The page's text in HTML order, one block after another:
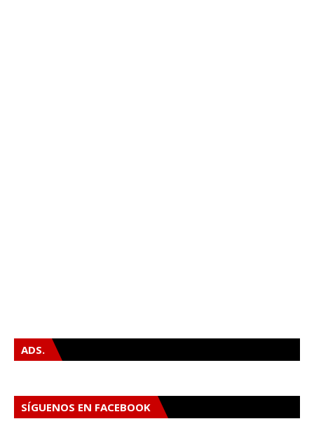
ADS.
SÍGUENOS EN FACEBOOK